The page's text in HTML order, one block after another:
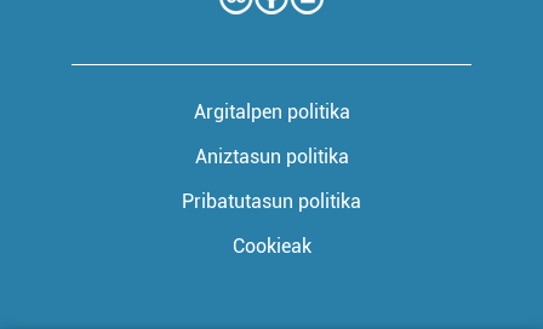
Argitalpen politika
Aniztasun politika
Pribatutasun politika
Cookieak